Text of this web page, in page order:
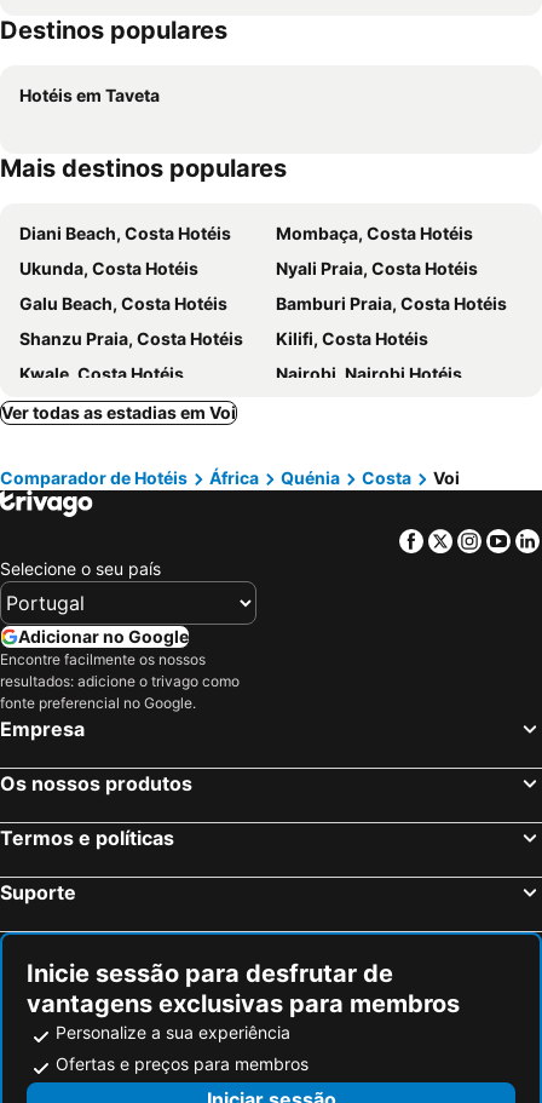
Destinos populares
Hotéis em Taveta
Mais destinos populares
Diani Beach, Costa Hotéis
Mombaça, Costa Hotéis
Ukunda, Costa Hotéis
Nyali Praia, Costa Hotéis
Galu Beach, Costa Hotéis
Bamburi Praia, Costa Hotéis
Shanzu Praia, Costa Hotéis
Kilifi, Costa Hotéis
Kwale, Costa Hotéis
Nairobi, Nairobi Hotéis
Watamu, Costa Hotéis
Ver todas as estadias em Voi
Comparador de Hotéis África Quénia Costa Voi
Facebook
Twitter
Selecione o seu país
Adicionar no Google
Encontre facilmente os nossos
resultados: adicione o trivago como
fonte preferencial no Google.
Empresa
Os nossos produtos
Termos e políticas
Suporte
Inicie sessão para desfrutar de
vantagens exclusivas para membros
Personalize a sua experiência
Ofertas e preços para membros